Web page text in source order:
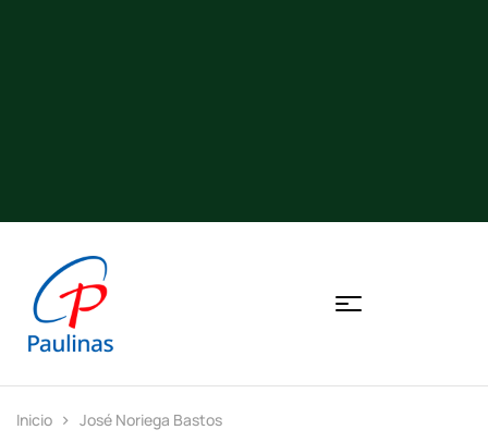
Inicio José Noriega Bastos